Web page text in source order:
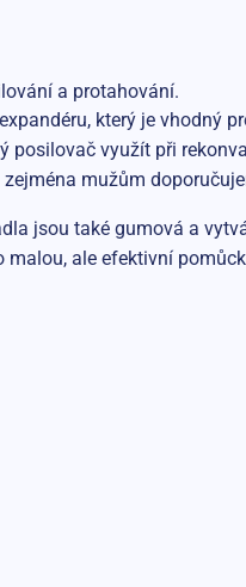
a protahování.
který je vhodný
posilovač využít při
mužům
jsou také gumová a
ale efektivní